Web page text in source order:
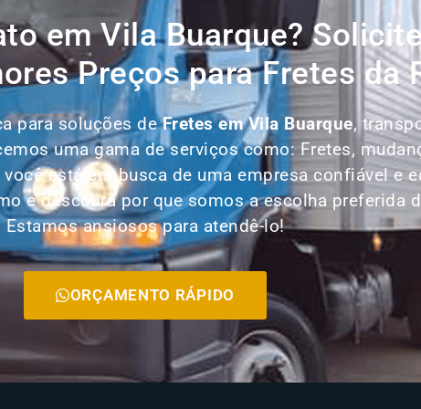
em Vila Buarque?
Preços para Fretes da
para soluções deFretes emVila Buarque,
uma gama de serviços como: Fretes,
está em busca de uma empresa confiável e
e descubra por que somos a escolha preferida
Estamos ansiosos para atendê-lo!
ORÇAMENTO RÁPIDO